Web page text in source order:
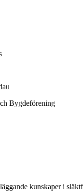
Bygdeförening
kunskaper i